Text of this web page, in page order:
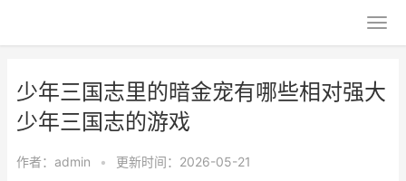
少年三国志里的暗金宠有哪些相对强大
少年三国志的游戏
作者： admin • 更新时间：2026-05-21